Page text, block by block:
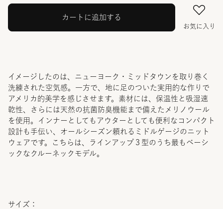
カートに追加する
お気に入り
イメージしたのは、ニューヨーク・ミッドタウンを取り巻く
洗練された空気感。一方で、地に足のついた実用的な作りで
アメリカ的美学を感じさせます。素材には、保温性と吸湿速
乾性、さらには天然の抗菌防臭機能まで備えたメリノウール
を使用。インナーとしてもアウターとしても便利なコンパクト
設計も手伝い、オールシーズン頼れるミドルゲージのニット
ウェアです。こちらは、ラインアップ３型のうち最もベーシ
ックなクルーネックモデル。
サイズ：